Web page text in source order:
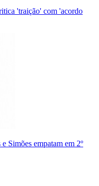
'traição' com 'acordo
Simões empatam em 2º